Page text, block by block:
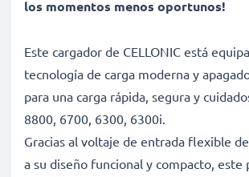
los momentos menos oportunos!
Este cargador de CELLONIC está
tecnología de carga moderna y
para una carga rápida, segura y
8800, 6700, 6300, 6300i.
Gracias al voltaje de entrada flexible
a su diseño funcional y compacto, este